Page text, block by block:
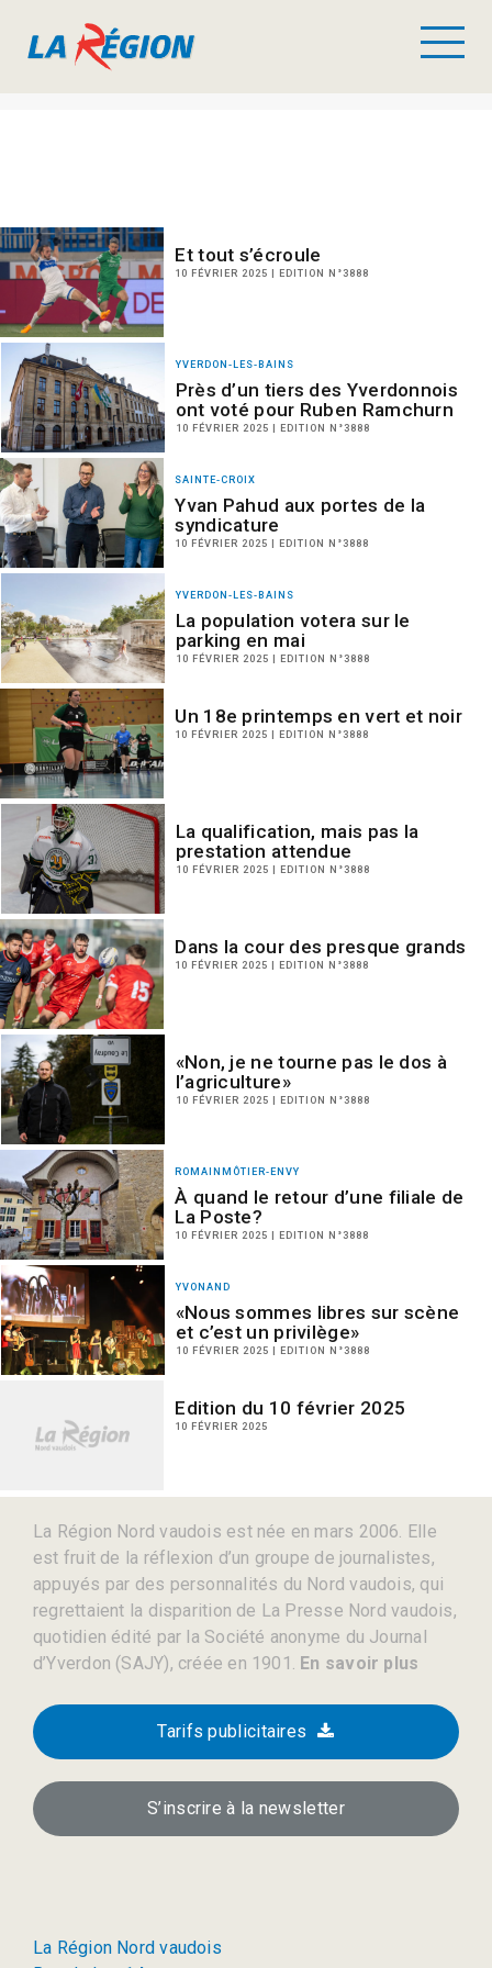
Et tout s’écroule
10 FÉVRIER 2025 | EDITION N°3888
YVERDON-LES-BAINS
Près d’un tiers des Yverdonnois
ont voté pour Ruben Ramchurn
10 FÉVRIER 2025 | EDITION N°3888
SAINTE-CROIX
Yvan Pahud aux portes de la
syndicature
10 FÉVRIER 2025 | EDITION N°3888
YVERDON-LES-BAINS
La population votera sur le
parking en mai
10 FÉVRIER 2025 | EDITION N°3888
Un 18e printemps en vert et noir
10 FÉVRIER 2025 | EDITION N°3888
La qualification, mais pas la
prestation attendue
10 FÉVRIER 2025 | EDITION N°3888
Dans la cour des presque grands
10 FÉVRIER 2025 | EDITION N°3888
«Non, je ne tourne pas le dos à
l’agriculture»
10 FÉVRIER 2025 | EDITION N°3888
ROMAINMÔTIER-ENVY
À quand le retour d’une filiale de
La Poste?
10 FÉVRIER 2025 | EDITION N°3888
YVONAND
«Nous sommes libres sur scène
et c’est un privilège»
10 FÉVRIER 2025 | EDITION N°3888
Edition du 10 février 2025
10 FÉVRIER 2025
La Région Nord vaudois est née en mars 2006. Elle
est fruit de la réflexion d’un groupe de journalistes,
appuyés par des personnalités du Nord vaudois, qui
regrettaient la disparition de La Presse Nord vaudois,
quotidien édité par la Société anonyme du Journal
d’Yverdon (SAJY), créée en 1901. En savoir plus
Tarifs publicitaires
S’inscrire à la newsletter
La Région Nord vaudois